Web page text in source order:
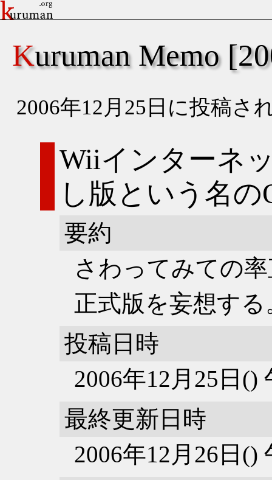
Kuruman Memo
2006年12月25日に投稿さ
Wiiインターネ
し版という名の
要約
さわってみての
正式版を妄想する
投稿日時
2006年12月25日()
最終更新日時
2006年12月26日()